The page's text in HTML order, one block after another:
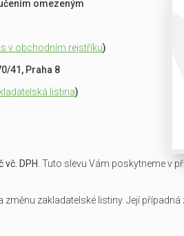
omezeným
v obchodním rejstříku)
41, Praha 8
listina)
vč. DPH . Tuto slevu Vám poskytneme v
změnu zakladatelské listiny. Její